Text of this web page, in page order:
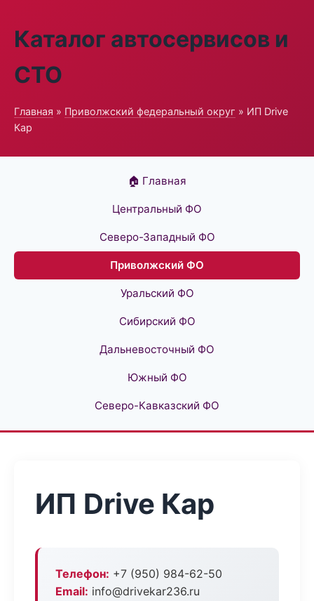
Каталог автосервисов и
СТО
Главная » Приволжский федеральный округ » ИП Drive
Кар
🏠 Главная
Центральный ФО
Северо-Западный ФО
Приволжский ФО
Уральский ФО
Сибирский ФО
Дальневосточный ФО
Южный ФО
Северо-Кавказский ФО
ИП Drive Кар
Телефон: +7 (950) 984-62-50
Email: info@drivekar236.ru